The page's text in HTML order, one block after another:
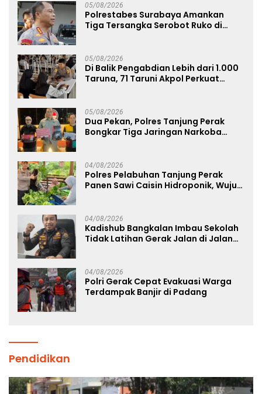
05/08/2026
Polrestabes Surabaya Amankan
Tiga Tersangka Serobot Ruko di
05/08/2026
Di Balik Pengabdian Lebih dari 1.000
Taruna, 71 Taruni Akpol Perkuat
05/08/2026
Dua Pekan, Polres Tanjung Perak
Bongkar Tiga Jaringan Narkoba
04/08/2026
Polres Pelabuhan Tanjung Perak
Panen Sawi Caisin Hidroponik, Wujud
04/08/2026
Kadishub Bangkalan Imbau Sekolah
Tidak Latihan Gerak Jalan di Jalan
04/08/2026
Polri Gerak Cepat Evakuasi Warga
Terdampak Banjir di Padang
Pendidikan